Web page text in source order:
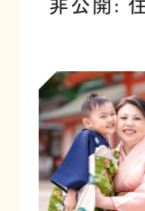
非公開: